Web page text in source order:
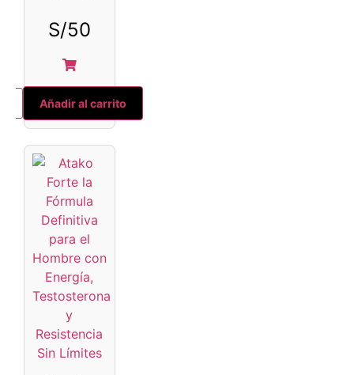
S/50
Añadir al carrito